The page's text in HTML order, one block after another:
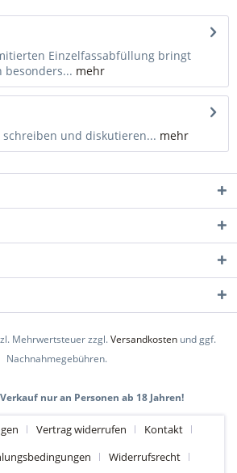
Einzelfassabfüllung bringt
besonders... mehr
schreiben und diskutieren... mehr
Mehrwertsteuer zzgl.Versandkosten und ggf.
Nachnahmegebühren.
nur an Personen ab 18 Jahren!
Vertrag widerrufen
Kontakt
Widerrufsrecht